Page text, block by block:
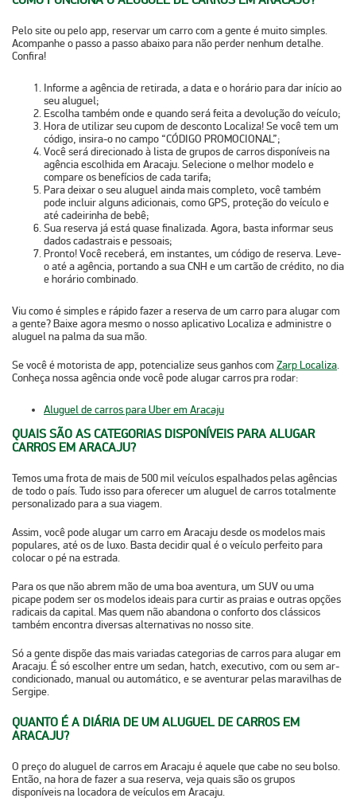
Pelo site ou pelo app, reservar um carro com a gente é muito simples.
Acompanhe o passo a passo abaixo para não perder nenhum detalhe.
Confira!
Informe a agência de retirada, a data e o horário para dar início ao
seu aluguel;
Escolha também onde e quando será feita a devolução do veículo;
Hora de utilizar seu cupom de desconto Localiza! Se você tem um
código, insira-o no campo “CÓDIGO PROMOCIONAL”;
Você será direcionado à lista de grupos de carros disponíveis na
agência escolhida em Aracaju. Selecione o melhor modelo e
compare os benefícios de cada tarifa;
Para deixar o seu aluguel ainda mais completo, você também
pode incluir alguns adicionais, como GPS, proteção do veículo e
até cadeirinha de bebê;
Sua reserva já está quase finalizada. Agora, basta informar seus
dados cadastrais e pessoais;
Pronto! Você receberá, em instantes, um código de reserva. Leve-
o até a agência, portando a sua CNH e um cartão de crédito, no dia
e horário combinado.
Viu como é simples e rápido fazer a reserva de um carro para alugar com
a gente? Baixe agora mesmo o nosso aplicativo Localiza e administre o
aluguel na palma da sua mão.
Se você é motorista de app, potencialize seus ganhos com Zarp Localiza.
Conheça nossa agência onde você pode alugar carros pra rodar:
Aluguel de carros para Uber em Aracaju
QUAIS SÃO AS CATEGORIAS DISPONÍVEIS PARA ALUGAR
CARROS EM ARACAJU?
Temos uma frota de mais de 500 mil veículos espalhados pelas agências
de todo o país. Tudo isso para oferecer um aluguel de carros totalmente
personalizado para a sua viagem.
Assim, você podealugar um carro em Aracajudesde os modelos mais
populares, até os de luxo. Basta decidir qual é o veículo perfeito para
colocar o pé na estrada.
Para os que não abrem mão de uma boa aventura, um SUV ou uma
picape podem ser os modelos ideais para curtir as praias e outras opções
radicais da capital. Mas quem não abandona o conforto dos clássicos
também encontra diversas alternativas no nosso site.
Só a gente dispõe das mais variadas categorias de carros para alugar em
Aracaju. É só escolher entre um sedan, hatch, executivo, com ou sem ar-
condicionado, manual ou automático, e se aventurar pelas maravilhas de
Sergipe.
QUANTO É A DIÁRIA DE UM ALUGUEL DE CARROS EM
ARACAJU?
O preço do aluguel de carros em Aracaju é aquele que cabe no seu bolso.
Então, na hora de fazer a sua reserva, veja quais são os grupos
disponíveis na locadora de veículos em Aracaju.